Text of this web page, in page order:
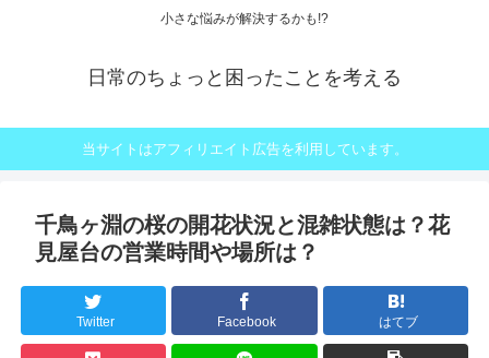
小さな悩みが解決するかも!?
日常のちょっと困ったことを考える
当サイトはアフィリエイト広告を利用しています。
千鳥ヶ淵の桜の開花状況と混雑状態は？花
見屋台の営業時間や場所は？
Twitter Facebook はてブ